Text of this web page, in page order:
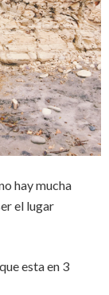
hay mucha
el lugar
que esta en 3